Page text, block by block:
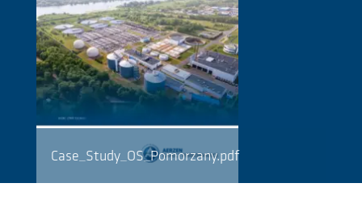
Case_Study_OS_Pomorzany.pdf